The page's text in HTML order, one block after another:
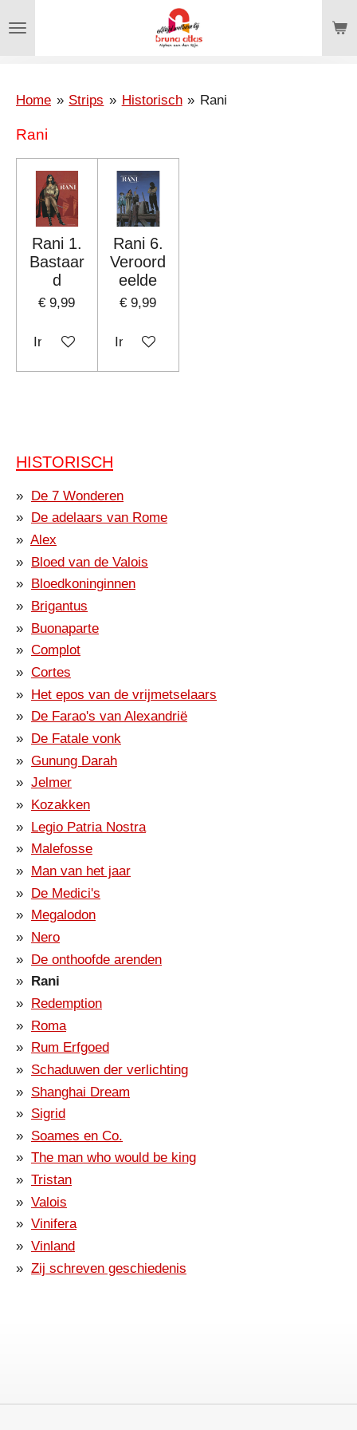
direct
hoofdinhoud
Home » Strips » Historisch » Rani
Rani
Rani 1.
Bastaar
d
€ 9,99
In winkelwagen
Rani 6.
Veroord
eelde
€ 9,99
In winkelwagen
HISTORISCH
De 7 Wonderen
De adelaars van Rome
Alex
Bloed van de Valois
Bloedkoninginnen
Brigantus
Buonaparte
Complot
Cortes
Het epos van de vrijmetselaars
De Farao's van Alexandrië
De Fatale vonk
Gunung Darah
Jelmer
Kozakken
Legio Patria Nostra
Malefosse
Man van het jaar
De Medici's
Megalodon
Nero
De onthoofde arenden
Rani
Redemption
Roma
Rum Erfgoed
Schaduwen der verlichting
Shanghai Dream
Sigrid
Soames en Co.
The man who would be king
Tristan
Valois
Vinifera
Vinland
Zij schreven geschiedenis